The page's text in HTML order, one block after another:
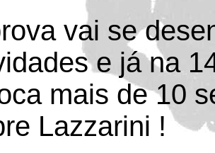
vai se
e já na
mais de 10
Lazzarini !